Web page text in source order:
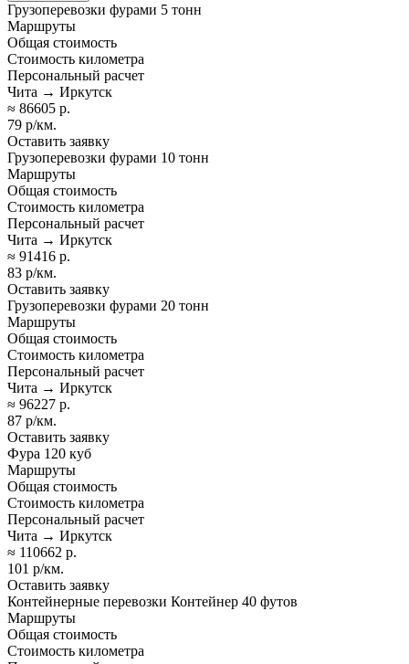
Грузоперевозки фурами 5 тонн
Маршруты
Общая стоимость
Стоимость километра
Персональный расчет
Чита → Иркутск
≈ 86605 р.
79 р/км.
Оставить заявку
Грузоперевозки фурами 10 тонн
Маршруты
Общая стоимость
Стоимость километра
Персональный расчет
Чита → Иркутск
≈ 91416 р.
83 р/км.
Оставить заявку
Грузоперевозки фурами 20 тонн
Маршруты
Общая стоимость
Стоимость километра
Персональный расчет
Чита → Иркутск
≈ 96227 р.
87 р/км.
Оставить заявку
Фура 120 куб
Маршруты
Общая стоимость
Стоимость километра
Персональный расчет
Чита → Иркутск
≈ 110662 р.
101 р/км.
Оставить заявку
Контейнерные перевозки Контейнер 40 футов
Маршруты
Общая стоимость
Стоимость километра